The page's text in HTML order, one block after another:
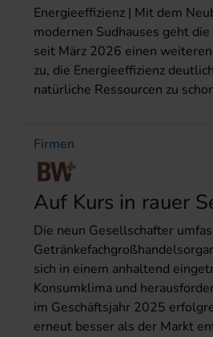
Energieeffizienz | Mit dem
modernen Sudhauses geht
seit März 2026 einen
zu, die Energieeffizienz
natürliche Ressourcen zu
Firmen
Auf Kurs in rauer
Die neun Gesellschafter
sich in einem anhaltend
Konsumklima und
im Geschäftsjahr 2025
erneut besser als der Markt